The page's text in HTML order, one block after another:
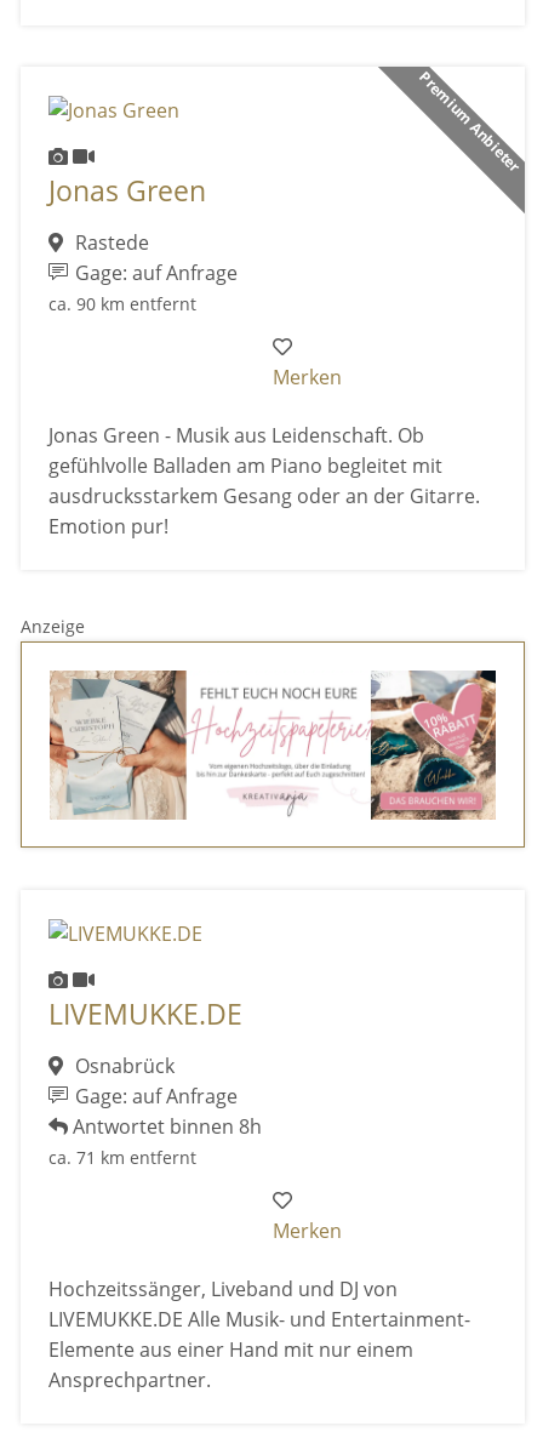
Premium Anbieter
Jonas Green
Rastede
Gage: auf Anfrage
ca. 90 km entfernt
Merken
Jonas Green - Musik aus Leidenschaft. Ob
gefühlvolle Balladen am Piano begleitet mit
ausdrucksstarkem Gesang oder an der Gitarre.
Emotion pur!
Anzeige
LIVEMUKKE.DE
Osnabrück
Gage: auf Anfrage
Antwortet binnen 8h
ca. 71 km entfernt
Merken
Hochzeitssänger, Liveband und DJ von
LIVEMUKKE.DE Alle Musik- und Entertainment-
Elemente aus einer Hand mit nur einem
Ansprechpartner.